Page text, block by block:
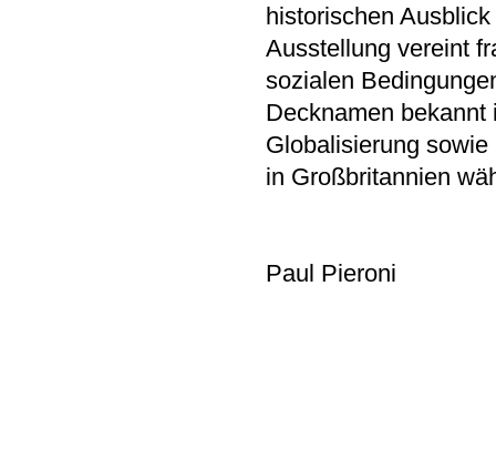
historischen
Ausstellung vereint
sozialen
Decknamen
Globalisierung
in Großbritannien
Paul Pieroni